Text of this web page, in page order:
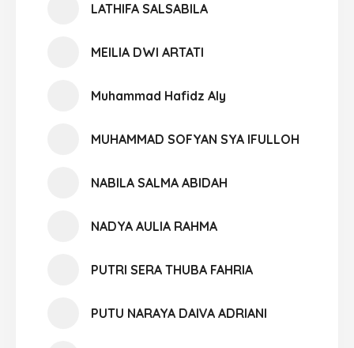
LATHIFA SALSABILA
MEILIA DWI ARTATI
Muhammad Hafidz Aly
MUHAMMAD SOFYAN SYA IFULLOH
NABILA SALMA ABIDAH
NADYA AULIA RAHMA
PUTRI SERA THUBA FAHRIA
PUTU NARAYA DAIVA ADRIANI